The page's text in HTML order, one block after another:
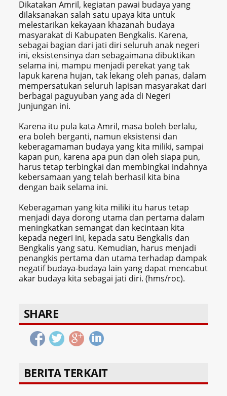
Dikatakan Amril, kegiatan pawai budaya yang
dilaksanakan salah satu upaya kita untuk
melestarikan kekayaan khazanah budaya
masyarakat di Kabupaten Bengkalis. Karena,
sebagai bagian dari jati diri seluruh anak negeri
ini, eksistensinya dan sebagaimana dibuktikan
selama ini, mampu menjadi perekat yang tak
lapuk karena hujan, tak lekang oleh panas, dalam
mempersatukan seluruh lapisan masyarakat dari
berbagai paguyuban yang ada di Negeri
Junjungan ini.
Karena itu pula kata Amril, masa boleh berlalu,
era boleh berganti, namun eksistensi dan
keberagamaman budaya yang kita miliki, sampai
kapan pun, karena apa pun dan oleh siapa pun,
harus tetap terbingkai dan membingkai indahnya
kebersamaan yang telah berhasil kita bina
dengan baik selama ini.
Keberagaman yang kita miliki itu harus tetap
menjadi daya dorong utama dan pertama dalam
meningkatkan semangat dan kecintaan kita
kepada negeri ini, kepada satu Bengkalis dan
Bengkalis yang satu. Kemudian, harus menjadi
penangkis pertama dan utama terhadap dampak
negatif budaya-budaya lain yang dapat mencabut
akar budaya kita sebagai jati diri. (hms/roc).
SHARE
BERITA TERKAIT